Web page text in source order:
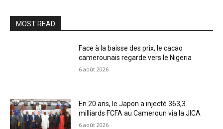
MOST READ
Face à la baisse des prix, le cacao
camerounais regarde vers le Nigeria
6 août 2026
En 20 ans, le Japon a injecté 363,3
milliards FCFA au Cameroun via la JICA
6 août 2026